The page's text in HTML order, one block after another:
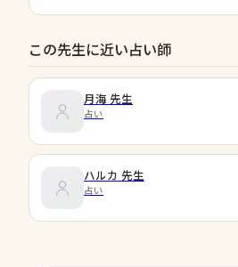
この先生に近い占い師
月海 先生
占い
ハルカ 先生
占い